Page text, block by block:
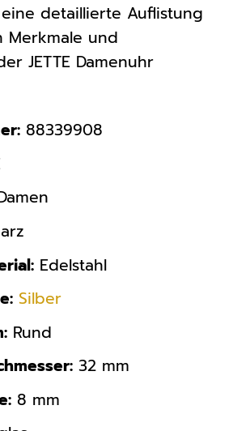
detaillierte Auflistung
und
JETTE Damenuhr
88339908
Edelstahl
Silber
Rund
32 mm
8 mm